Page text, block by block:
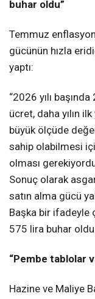
buhar oldu”
Temmuz
gücünün hızla
yaptı:
“2026 yılı
ücret, daha yılın
büyük ölçüde
sahip olabilmesi
olması
Sonuç olarak
satın alma gücü
Başka bir ifadeyle
575 lira buhar
“Pembe tablolar
Hazine ve Maliye